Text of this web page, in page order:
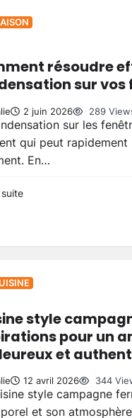
résoudre
sur
2 juin 2026 289
sur les
qui peut
En…
style
pour un
et
12 avril 2026 344
style campagne
et son